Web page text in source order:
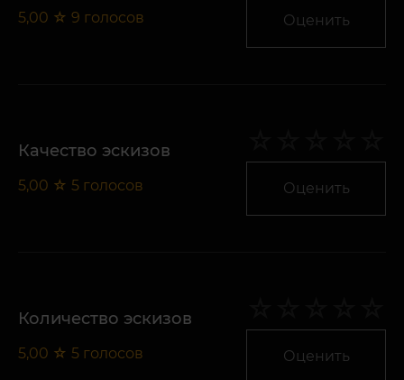
5,00 ☆ 9 голосов Оценить
Качество эскизов
5,00 ☆ 5 голосов Оценить
Количество эскизов
5,00 ☆ 5 голосов Оценить